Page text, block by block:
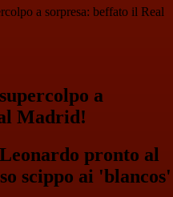
a sorpresa: beffato il Real
a
Madrid!
pronto al
scippo ai 'blancos'